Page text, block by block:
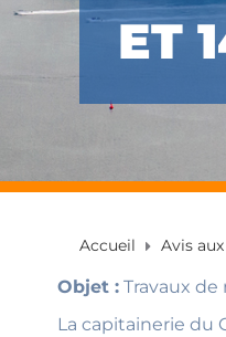
ET
Accueil Avis
Objet : Travaux de
La capitainerie du